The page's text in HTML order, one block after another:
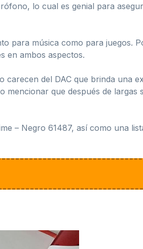
lo cual es genial para
para música como para juegos.
en ambos aspectos.
del DAC que brinda una
que después de largas
– Negro 61487, así como una